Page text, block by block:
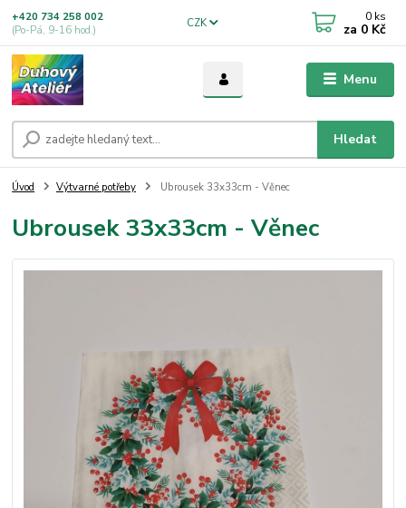
Menu
CZK
Hledat
+420 734 258 002
(Po-Pá, 9-16 hod.)
0 ks
za 0 Kč
Úvod Výtvarné potřeby Ubrousek 33x33cm - Věnec
Ubrousek 33x33cm - Věnec